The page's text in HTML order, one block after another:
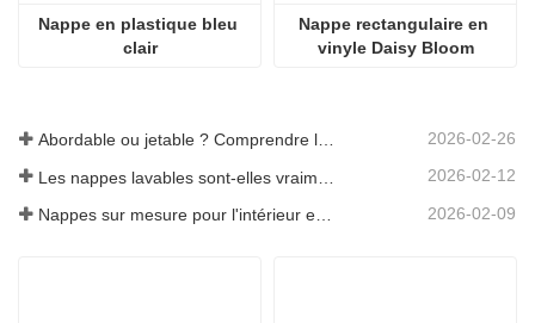
Nappe en plastique bleu
clair
Nappe rectangulaire en
vinyle Daisy Bloom
Abordable ou jetable ? Comprendre les nappes à prix réduit 2026-02-26
2026-02-12
2026-02-09